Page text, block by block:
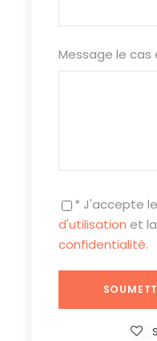
Message le cas
* J'accepte
d'utilisation et la
confidentialité.
320 km/env. 7h
Départ pour
du Rajasthan
pied dans le village.
une famille,
local. Dîner et nuit au
Pachewar.
PACHEWAR